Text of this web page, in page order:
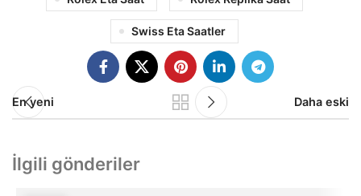
Swiss Eta Saatler
En yeni Daha eski
İlgili gönderiler